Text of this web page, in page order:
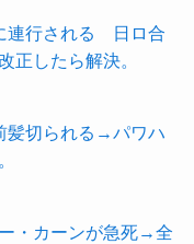
連行される 日ロ合
正したら解決。
髪切られる→パワハ
・カーンが急死→全